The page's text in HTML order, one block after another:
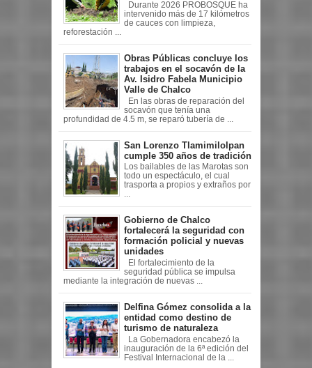
Durante 2026 PROBOSQUE ha
intervenido más de 17 kilómetros
de cauces con limpieza,
reforestación ...
Obras Públicas concluye los
trabajos en el socavón de la
Av. Isidro Fabela Municipio
Valle de Chalco
En las obras de reparación del
socavón que tenía una
profundidad de 4.5 m, se reparó tubería de ...
San Lorenzo Tlamimilolpan
cumple 350 años de tradición
Los bailables de las Marotas son
todo un espectáculo, el cual
trasporta a propios y extraños por
Gobierno de Chalco
fortalecerá la seguridad con
formación policial y nuevas
unidades
El fortalecimiento de la
seguridad pública se impulsa
mediante la integración de nuevas ...
Delfina Gómez consolida a la
entidad como destino de
turismo de naturaleza
La Gobernadora encabezó la
inauguración de la 6ª edición del
Festival Internacional de la ...